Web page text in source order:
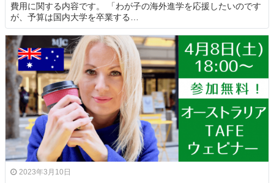
費用に関する内容です。 「わが子の海外進学を応援したいのです
が、予算は国内大学を卒業する…
2023年3月10日